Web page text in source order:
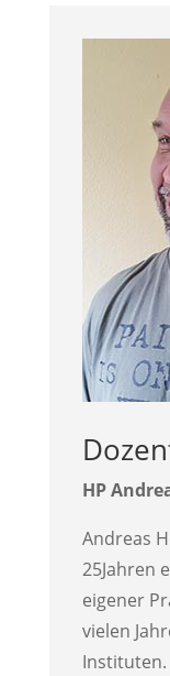
HP
Andreas
25Jahren
eigener
vielen
Instituten.